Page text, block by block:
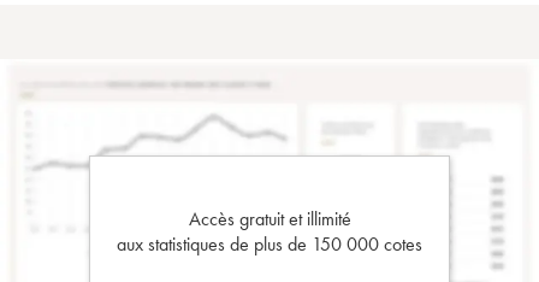
Accès gratuit et illimité
aux statistiques de plus de 150 000 cotes